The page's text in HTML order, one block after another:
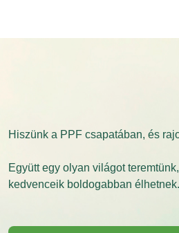
Hiszünk a PPF csapatában, és
Együtt egy olyan világot
kedvenceik boldogabban élhetnek.